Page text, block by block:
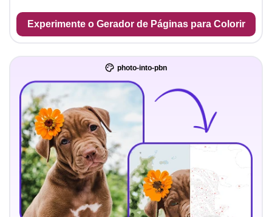
Experimente o Gerador de Páginas para Colorir
photo-into-pbn